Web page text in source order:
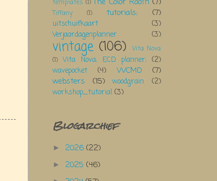
templates (1)
Tiffany (1) tutorials; (7)
uitschuifkaart
(3)
Verjaardagenplanner
(3)
vintage (106)
Vita Nova
(1) Vita Nova; ECD planner; (2)
wavepocket
(4) WCMD
(7)
websters
(15) woodgrain
(2)
workshop_tutorial (3)
Blogarchief
► 2026 (22)
► 2025 (46)